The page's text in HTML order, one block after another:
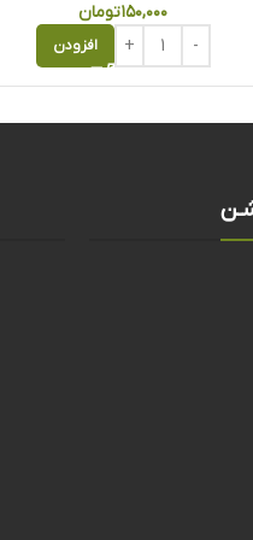
۱۵۰,۰۰۰تومان
افزودن